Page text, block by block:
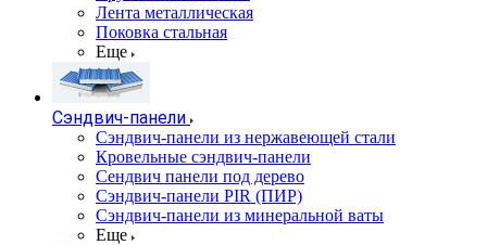
Лента металлическая
Поковка стальная
Еще
Сэндвич-панели
Cэндвич-панели из нержавеющей стали
Кровельные сэндвич-панели
Сендвич панели под дерево
Сэндвич-панели PIR (ПИР)
Сэндвич-панели из минеральной ваты
Еще